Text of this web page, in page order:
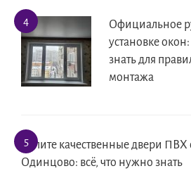
Официальное
установке
знать для
монтажа
Купите качественные двери ПВХ
Одинцово: всё, что нужно знать